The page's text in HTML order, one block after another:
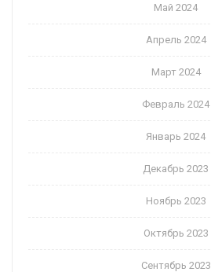
Май 2024
Апрель 2024
Март 2024
Февраль 2024
Январь 2024
Декабрь 2023
Ноябрь 2023
Октябрь 2023
Сентябрь 2023